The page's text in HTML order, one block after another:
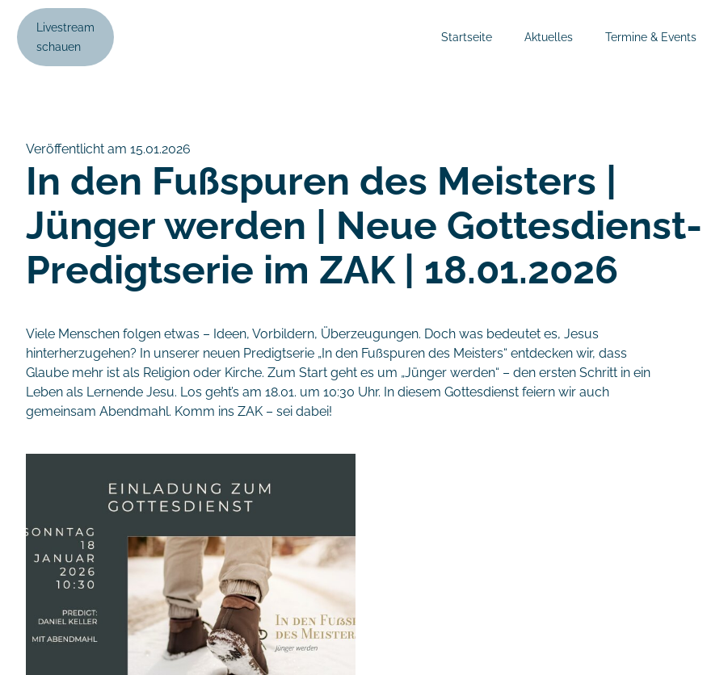
Livestream
schauen
Startseite Aktuelles Termine & Events
Veröffentlicht am 15.01.2026
In den Fußspuren des Meisters |
Jünger werden | Neue Gottesdienst-
Predigtserie im ZAK | 18.01.2026
Viele Menschen folgen etwas – Ideen, Vorbildern, Überzeugungen. Doch was bedeutet es, Jesus
hinterherzugehen? In unserer neuen Predigtserie „In den Fußspuren des Meisters“ entdecken wir, dass
Glaube mehr ist als Religion oder Kirche. Zum Start geht es um „Jünger werden“ – den ersten Schritt in ein
Leben als Lernende Jesu. Los geht’s am 18.01. um 10:30 Uhr. In diesem Gottesdienst feiern wir auch
gemeinsam Abendmahl. Komm ins ZAK – sei dabei!